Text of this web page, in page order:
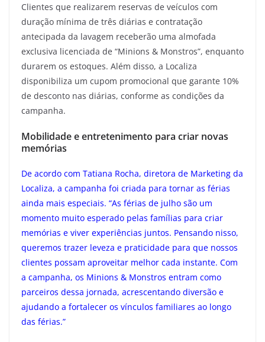
Clientes que realizarem reservas de veículos com
duração mínima de três diárias e contratação
antecipada da lavagem receberão uma almofada
exclusiva licenciada de “Minions & Monstros”, enquanto
durarem os estoques. Além disso, a Localiza
disponibiliza um cupom promocional que garante 10%
de desconto nas diárias, conforme as condições da
campanha.
Mobilidade e entretenimento para criar novas
memórias
De acordo com Tatiana Rocha, diretora de Marketing da
Localiza, a campanha foi criada para tornar as férias
ainda mais especiais. “As férias de julho são um
momento muito esperado pelas famílias para criar
memórias e viver experiências juntos. Pensando nisso,
queremos trazer leveza e praticidade para que nossos
clientes possam aproveitar melhor cada instante. Com
a campanha, os Minions & Monstros entram como
parceiros dessa jornada, acrescentando diversão e
ajudando a fortalecer os vínculos familiares ao longo
das férias.”